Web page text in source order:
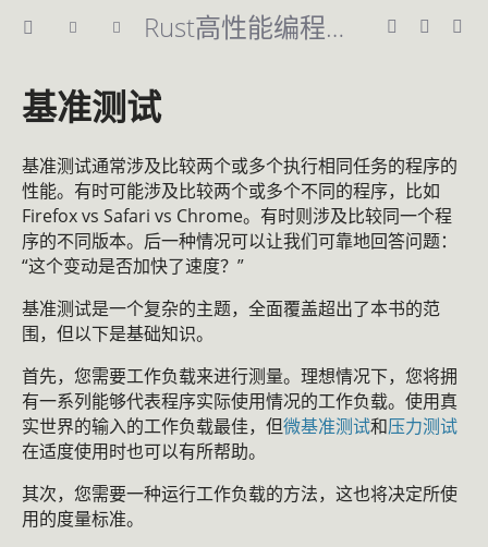
Rust高性能编程指南
基准测试
基准测试通常涉及比较两个或多个执行相同任务的程序的
性能。有时可能涉及比较两个或多个不同的程序，比如
Firefox vs Safari vs Chrome。有时则涉及比较同一个程
序的不同版本。后一种情况可以让我们可靠地回答问题：
“这个变动是否加快了速度？”
基准测试是一个复杂的主题，全面覆盖超出了本书的范
围，但以下是基础知识。
首先，您需要工作负载来进行测量。理想情况下，您将拥
有一系列能够代表程序实际使用情况的工作负载。使用真
实世界的输入的工作负载最佳，但微基准测试和压力测试
在适度使用时也可以有所帮助。
其次，您需要一种运行工作负载的方法，这也将决定所使
用的度量标准。